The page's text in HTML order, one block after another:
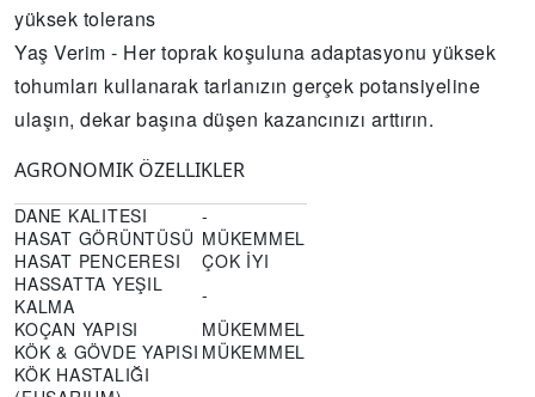
yüksek tolerans
Yaş Verim - Her toprak koşuluna adaptasyonu yüksek
tohumları kullanarak tarlanızın gerçek potansiyeline
ulaşın, dekar başına düşen kazancınızı arttırın.
AGRONOMIK ÖZELLIKLER
DANE KALITESI
-
HASAT GÖRÜNTÜSÜ MÜKEMMEL
HASAT PENCERESI
ÇOK İYI
HASSATTA YEŞIL
KALMA
-
KOÇAN YAPISI
MÜKEMMEL
KÖK & GÖVDE YAPISI MÜKEMMEL
KÖK HASTALIĞI